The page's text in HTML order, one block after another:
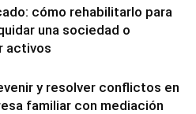
cómo rehabilitarlo para
una sociedad o
activos
y resolver conflictos en
familiar con mediación